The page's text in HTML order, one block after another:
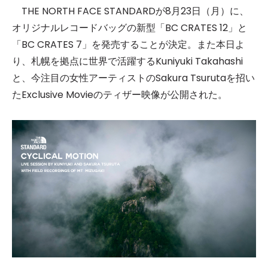
THE NORTH FACE STANDARDが8月23日（月）に、
オリジナルレコードバッグの新型「BC CRATES 12」と
「BC CRATES 7」を発売することが決定。また本日よ
り、札幌を拠点に世界で活躍するKuniyuki Takahashi
と、今注目の女性アーティストのSakura Tsurutaを招い
たExclusive Movieのティザー映像が公開された。